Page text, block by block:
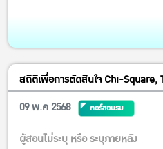
ความพึงพอใจให้ผู้บริโภคมากที่สุด
ความชอบ หรือความพึงพอใจของผู้
นำมาประยุกต์ใช้ ในการ พัฒนาผลิ
สถิติเพื่อการตัดสินใจ Chi-Square,
09 พ.ค 2568
คอร์สอบรม
ผู้สอนไม่ระบุ หรือ ระบุภายหลัง